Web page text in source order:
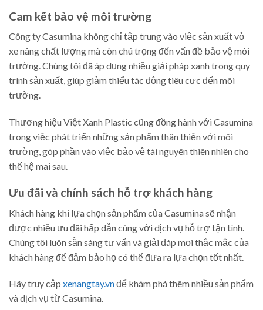
Cam kết bảo vệ môi trường
Công ty Casumina không chỉ tập trung vào việc sản xuất vỏ
xe nâng chất lượng mà còn chú trọng đến vấn đề bảo vệ môi
trường. Chúng tôi đã áp dụng nhiều giải pháp xanh trong quy
trình sản xuất, giúp giảm thiểu tác động tiêu cực đến môi
trường.
Thương hiệu Việt Xanh Plastic cũng đồng hành với Casumina
trong việc phát triển những sản phẩm thân thiện với môi
trường, góp phần vào việc bảo vệ tài nguyên thiên nhiên cho
thế hệ mai sau.
Ưu đãi và chính sách hỗ trợ khách hàng
Khách hàng khi lựa chọn sản phẩm của Casumina sẽ nhận
được nhiều ưu đãi hấp dẫn cùng với dịch vụ hỗ trợ tận tình.
Chúng tôi luôn sẵn sàng tư vấn và giải đáp mọi thắc mắc của
khách hàng để đảm bảo họ có thể đưa ra lựa chọn tốt nhất.
Hãy truy cập xenangtay.vnđể khám phá thêm nhiều sản phẩm
và dịch vụ từ Casumina.